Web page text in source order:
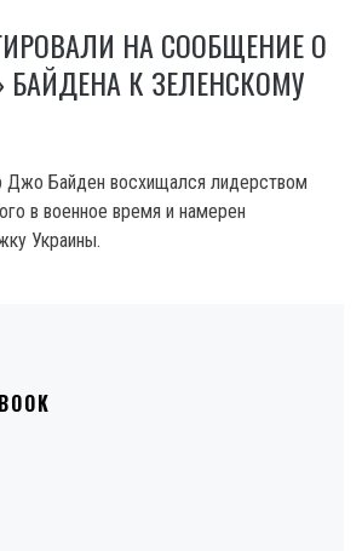
НА СООБЩЕНИЕ О
БАЙДЕНА К ЗЕЛЕНСКОМУ
Джо Байден восхищался лидерством
в военное время и намерен
Украины.